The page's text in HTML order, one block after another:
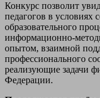
Конкурс позволит
педагогов в условиях
образовательного
информационно-
опытом, взаимной
профессионального
реализующие задачи
Федерации.